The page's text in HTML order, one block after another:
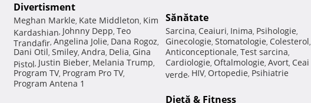
Divertisment
Meghan Markle, Kate Middleton, Kim
Kardashian, Johnny Depp, Teo
Trandafir, Angelina Jolie, Dana Rogoz,
Dani Otil, Smiley, Andra, Delia, Gina
Pistol, Justin Bieber, Melania Trump,
Program TV, Program Pro TV,
Program Antena 1
Sănătate
Sarcina, Ceaiuri, Inima, Psihologie,
Ginecologie, Stomatologie, Colesterol,
Anticonceptionale, Test sarcina,
Cardiologie, Oftalmologie, Avort, Ceai
verde, HIV, Ortopedie, Psihiatrie
Dietă & Fitness